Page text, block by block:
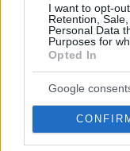
I want to opt-
Retention,
Personal Data
Purposes for
Opted In
Google